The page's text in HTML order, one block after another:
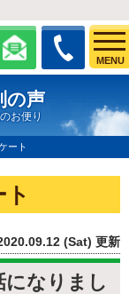
MENU
の声
お便り
ート
ト
(Sat) 更新
なりまし